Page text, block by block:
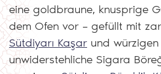
eine goldbraune, knusprige
dem Ofen vor – gefüllt mit
Sütdiyarı Kaşar und
unwiderstehliche Sigara